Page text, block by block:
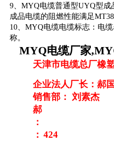
9、 MYQ电缆普通型UYQ型成
成品电缆的阻燃性能满足
10、 MYQ电缆电缆标志：电
称。
MYQ电缆厂家
天津市电缆总厂橡
企业法人厂长：郝
销售部： 刘素杰
郝
：
： 424